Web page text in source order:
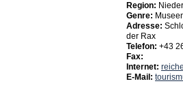
Region:
Genre:
Adresse:
der Rax
Telefon: +43
Fax:
Internet:
E-Mail: